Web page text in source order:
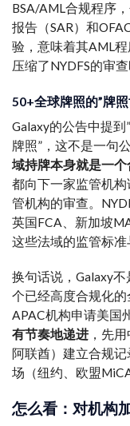
BSA/AML合规程序
报告（SAR）和
验，意味着其AML
压缩了NYDFS的审查
50+全球牌照的”牌
Galaxy的公告中提
牌照”，这不是一句
域持牌本身就是一
都向下一家监管机
管机构的审查。
英国FCA、新加坡
这些法域的监管标准
换句话说，Galaxy
个已经高度合规化
APAC机构申请美国
有节奏地递进 ，先
阿联酋）建立合规
场（纽约、欧盟
怎么看：对机构